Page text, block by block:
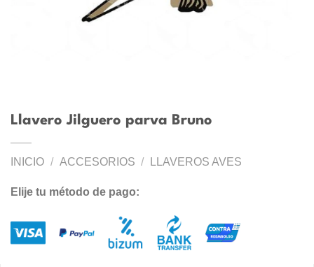
Llavero Jilguero parva Bruno
INICIO / ACCESORIOS / LLAVEROS AVES
Elije tu método de pago: